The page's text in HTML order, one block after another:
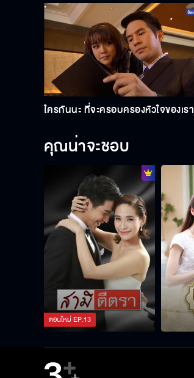
ใครกันนะ ที่จะครอบครองหัวใจของเรา
คุณน่าจะชอบ
ตอนใหม่EP.13